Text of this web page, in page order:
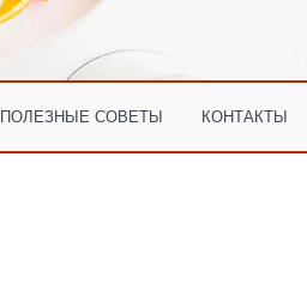
ПОЛЕЗНЫЕ СОВЕТЫ КОНТАКТЫ